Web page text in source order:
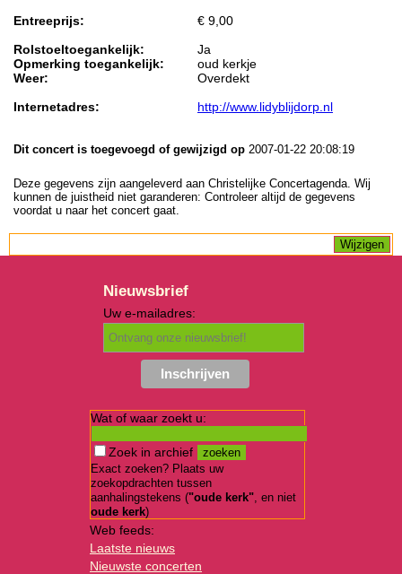
Entreeprijs:
€ 9,00
Rolstoeltoegankelijk:
Ja
Opmerking toegankelijk:
oud kerkje
Weer:
Overdekt
Internetadres:
http://www.lidyblijdorp.nl
Dit concert is toegevoegd of gewijzigd op 2007-01-22 20:08:19
Deze gegevens zijn aangeleverd aan Christelijke Concertagenda. Wij
kunnen de juistheid niet garanderen: Controleer altijd de gegevens
voordat u naar het concert gaat.
Nieuwsbrief
Uw e-mailadres:
Wat of waar zoekt u:
Zoek in archief
Exact zoeken? Plaats uw
zoekopdrachten tussen
aanhalingstekens ("oude kerk", en niet
oude kerk)
Web feeds:
Laatste nieuws
Nieuwste concerten